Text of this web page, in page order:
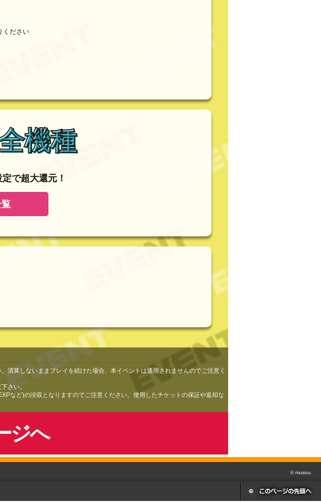
ください
機種
で超大還元！
算しないままプレイを続けた場合、本イベントは適用されませんのでご注意く
さい。
など)の没収となりますのでご注意ください。使用したチケットの保証や返却な
ジへ
© musou